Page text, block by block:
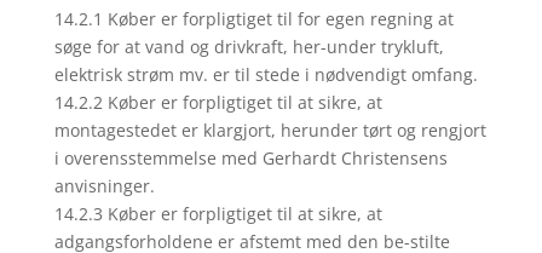
14.2.1 Køber er forpligtiget til for egen regning at
søge for at vand og drivkraft, her-under trykluft,
elektrisk strøm mv. er til stede i nødvendigt omfang.
14.2.2 Køber er forpligtiget til at sikre, at
montagestedet er klargjort, herunder tørt og rengjort
i overensstemmelse med Gerhardt Christensens
anvisninger.
14.2.3 Køber er forpligtiget til at sikre, at
adgangsforholdene er afstemt med den be-stilte